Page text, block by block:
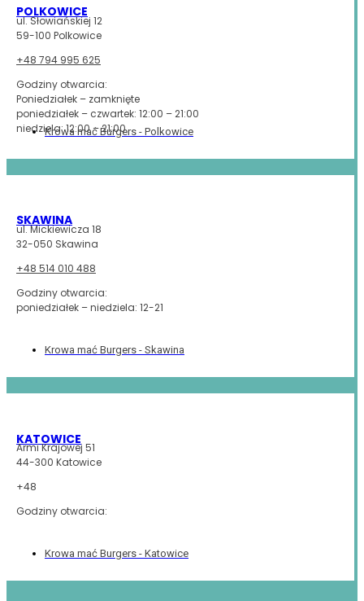
POLKOWICE
ul. Słowiańskiej 12
59-100 Polkowice
+48 794 995 625
Godziny otwarcia:
Poniedziałek – zamknięte
poniedziałek – czwartek: 12:00 – 21:00
niedziela: 12:00 – 21:00
Krowa mać Burgers - Polkowice
SKAWINA
ul. Mickiewicza 18
32-050 Skawina
+48 514 010 488
Godziny otwarcia:
poniedziałek – niedziela: 12-21
Krowa mać Burgers - Skawina
KATOWICE
Armi Krajowej 51
44-300 Katowice
+48
Godziny otwarcia:
Krowa mać Burgers - Katowice